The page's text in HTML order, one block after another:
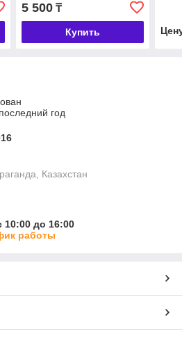
5 500₸
Купить
год
Казахстан
10:00 до 16:00
работы